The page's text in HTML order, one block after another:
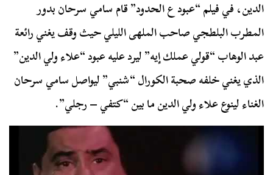
الدين، في فيلم “عبود ع الحدود” قام سامي سرحان بدور
المطرب البلطجي صاحب الملهى الليلي حيث وقف يغني رائعة
عبد الوهاب “قولي عملك إيه” ليرد عليه عبود “علاء ولي الدين”
الذي يغني خلفه صحبة الكورال “شنبي” ليواصل سامي سرحان
الغناء لينوع علاء ولي الدين ما بين “كتفي – رجلي”.